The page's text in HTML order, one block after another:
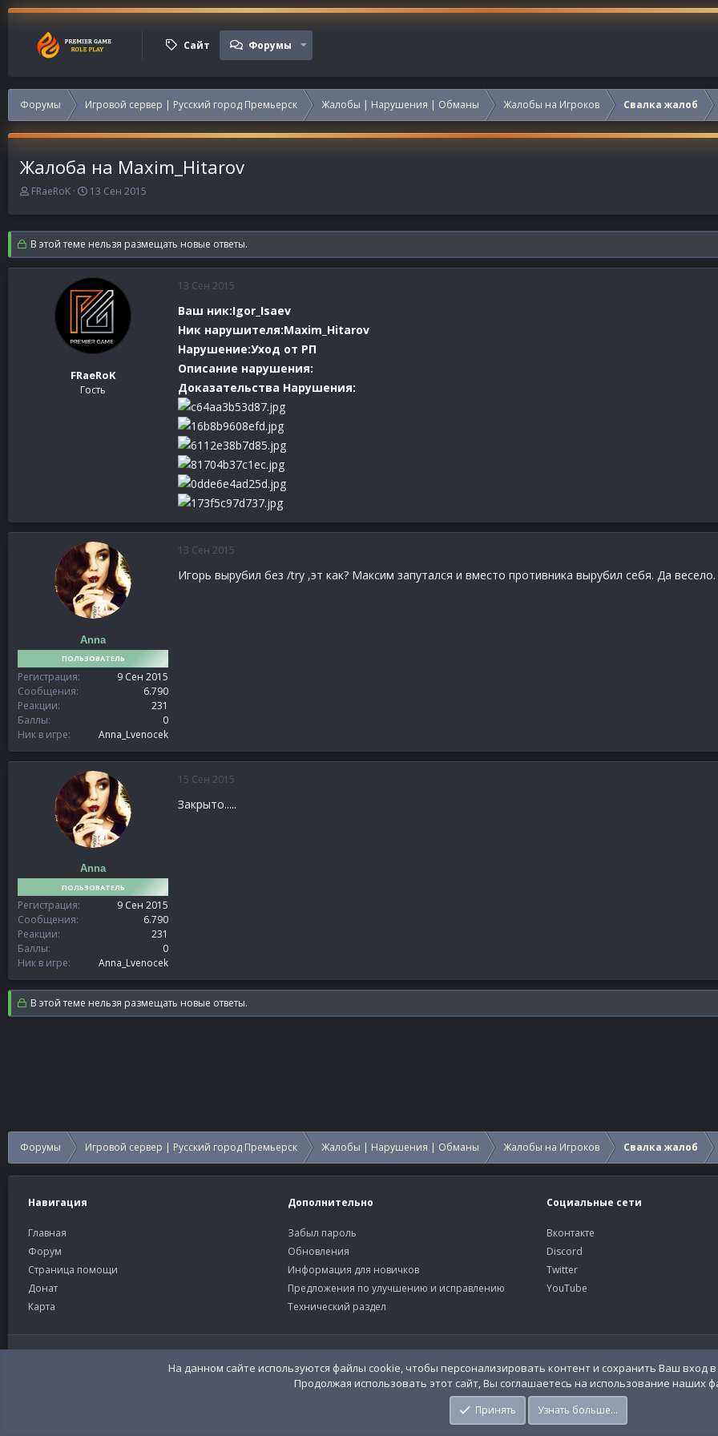
Сайт Форумы
Форумы Игровой сервер | Русский город Премьерск Жалобы | Нарушения | Обманы Жалобы на Игроков Свалка жалоб
Жалоба на Maxim_Hitarov
А
т
о
р
т
FRaeRoK
Д
т
а
н
а
ч
а
л
а
13 Сен 2015
В этой теме нельзя размещать новые ответы.
FRaeRoK
Гость
13 Сен 2015
Ваш ник:Igor_Isaev
Ник нарушителя:Maxim_Hitarov
Нарушение:Уход от РП
Описание нарушения:
Доказательства Нарушения:
Anna
ПОЛЬЗОВАТЕЛЬ
Регистрация
9 Сен 2015
Сообщения
6.790
Реакции
231
Баллы
0
Ник в игре
Anna_Lvenocek
13 Сен 2015
Игорь вырубил без /try ,эт как? Максим запутался и вместо противника вырубил себя. Да весело.
Anna
ПОЛЬЗОВАТЕЛЬ
Регистрация
9 Сен 2015
Сообщения
6.790
Реакции
231
Баллы
0
Ник в игре
Anna_Lvenocek
15 Сен 2015
Закрыто.....
В этой теме нельзя размещать новые ответы.
Форумы Игровой сервер | Русский город Премьерск Жалобы | Нарушения | Обманы Жалобы на Игроков Свалка жалоб
Навигация
Главная
Форум
Страница помощи
Донат
Карта
Дополнительно
Забыл пароль
Обновления
Информация для новичков
Предложения по улучшению и исправлению
Технический раздел
Социальные сети
Вконтакте
Discord
Twitter
YouTube
Russian (RU)